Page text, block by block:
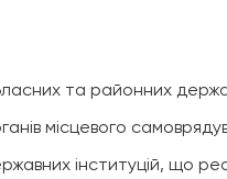
та районних
місцевого
інституцій, що